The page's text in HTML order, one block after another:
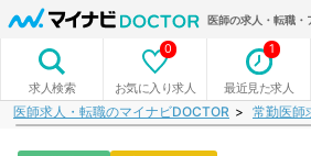
医師の求人・転職・
求人検索 お気に入り求人
0
最近見た求人
1
医師求人・転職のマイナビDOCTOR 常勤医師